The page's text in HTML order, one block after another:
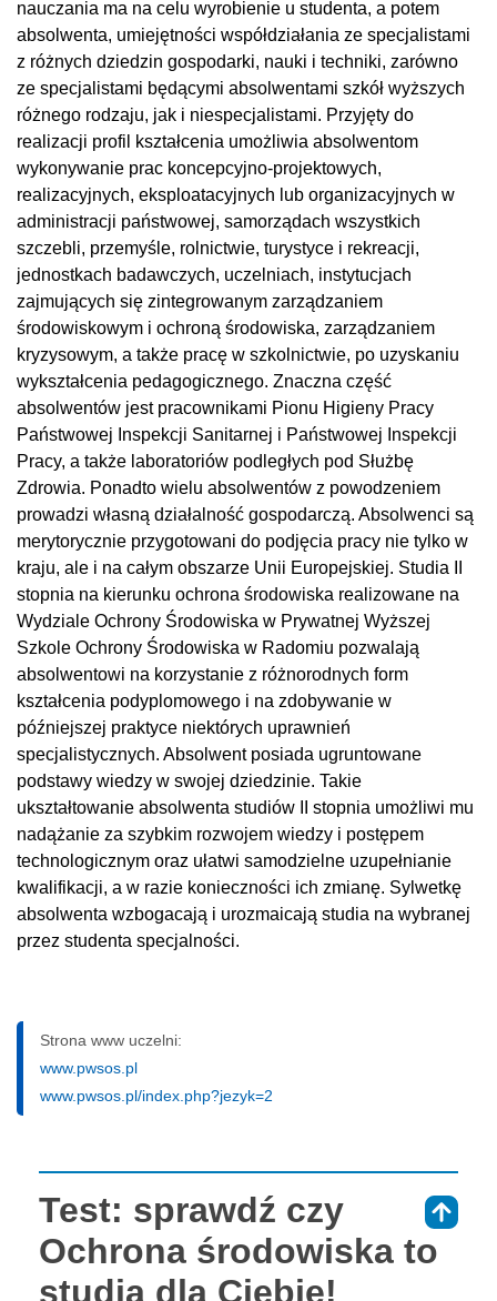
nauczania ma na celu wyrobienie u studenta, a potem
absolwenta, umiejętności współdziałania ze specjalistami
z różnych dziedzin gospodarki, nauki i techniki, zarówno
ze specjalistami będącymi absolwentami szkół wyższych
różnego rodzaju, jak i niespecjalistami. Przyjęty do
realizacji profil kształcenia umożliwia absolwentom
wykonywanie prac koncepcyjno-projektowych,
realizacyjnych, eksploatacyjnych lub organizacyjnych w
administracji państwowej, samorządach wszystkich
szczebli, przemyśle, rolnictwie, turystyce i rekreacji,
jednostkach badawczych, uczelniach, instytucjach
zajmujących się zintegrowanym zarządzaniem
środowiskowym i ochroną środowiska, zarządzaniem
kryzysowym, a także pracę w szkolnictwie, po uzyskaniu
wykształcenia pedagogicznego. Znaczna część
absolwentów jest pracownikami Pionu Higieny Pracy
Państwowej Inspekcji Sanitarnej i Państwowej Inspekcji
Pracy, a także laboratoriów podległych pod Służbę
Zdrowia. Ponadto wielu absolwentów z powodzeniem
prowadzi własną działalność gospodarczą. Absolwenci są
merytorycznie przygotowani do podjęcia pracy nie tylko w
kraju, ale i na całym obszarze Unii Europejskiej. Studia II
stopnia na kierunku ochrona środowiska realizowane na
Wydziale Ochrony Środowiska w Prywatnej Wyższej
Szkole Ochrony Środowiska w Radomiu pozwalają
absolwentowi na korzystanie z różnorodnych form
kształcenia podyplomowego i na zdobywanie w
późniejszej praktyce niektórych uprawnień
specjalistycznych. Absolwent posiada ugruntowane
podstawy wiedzy w swojej dziedzinie. Takie
ukształtowanie absolwenta studiów II stopnia umożliwi mu
nadążanie za szybkim rozwojem wiedzy i postępem
technologicznym oraz ułatwi samodzielne uzupełnianie
kwalifikacji, a w razie konieczności ich zmianę. Sylwetkę
absolwenta wzbogacają i urozmaicają studia na wybranej
przez studenta specjalności.
Strona www uczelni:
www.pwsos.pl
www.pwsos.pl/index.php?jezyk=2
Test: sprawdź czy
Ochrona środowiska to
studia dla Ciebie!